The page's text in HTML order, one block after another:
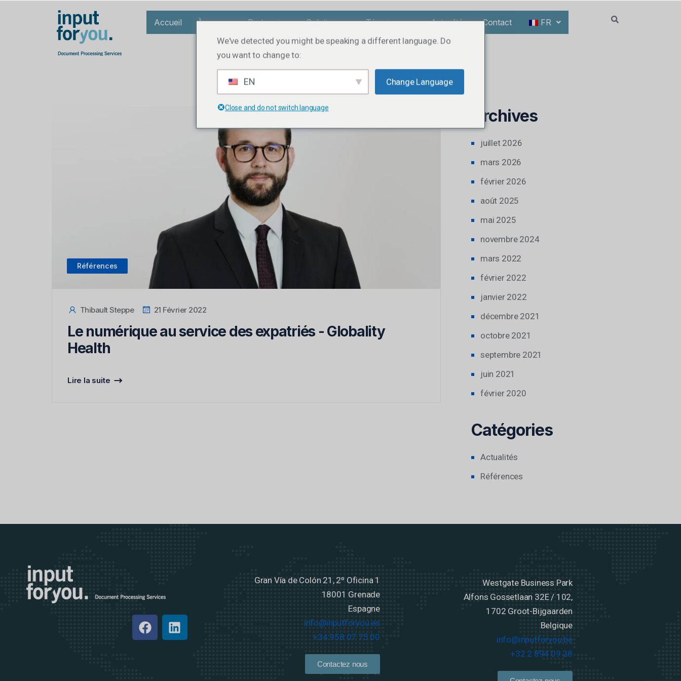
Accueil À propos Partenaires Solutions Témoignages Actualités Contact FR
Références
Thibault Steppe 21 Février 2022
Le numérique au service des expatriés - Globality
Health
Lire la suite
Archives
juillet 2026
mars 2026
février 2026
août 2025
mai 2025
novembre 2024
mars 2022
février 2022
janvier 2022
décembre 2021
octobre 2021
septembre 2021
juin 2021
février 2020
Catégories
Actualités
Références
Gran Vía de Colón 21, 2º Oficina 1
18001 Grenade
Espagne
info@inputforyou.es
+34 958 07 75 00
Contactez nous
Westgate Business Park
Alfons Gossetlaan 32E / 102,
1702 Groot-Bijgaarden
Belgique
info@inputforyou.be
+32 2 894 09 28
We've detected you might be speaking a different language. Do
you want to change to:
EN Change Language
Close and do not switch language